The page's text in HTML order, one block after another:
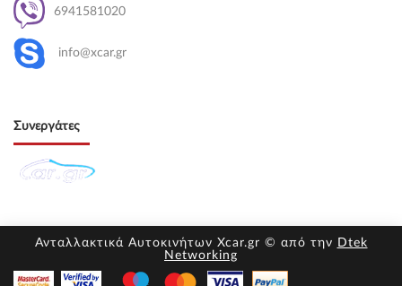
6941581020
info@xcar.gr
Συνεργάτες
Ανταλλακτικά Αυτοκινήτων Xcar.gr © από την Dtek
Networking